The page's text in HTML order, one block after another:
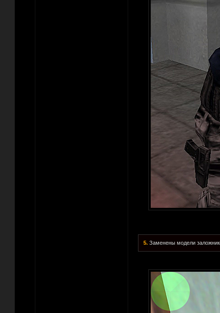
5. Заменены модели